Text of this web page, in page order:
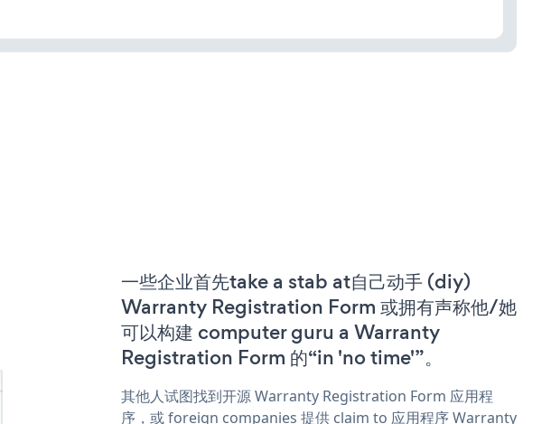
一些企业首先take a stab at自己动手 (diy)
Warranty Registration Form 或拥有声称他/她
可以构建 computer guru a Warranty
Registration Form 的“in 'no time'”。
其他人试图找到开源 Warranty Registration Form 应用程
序，或 foreign companies 提供 claim to 应用程序 Warranty